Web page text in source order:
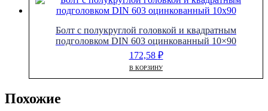
Болт с полукруглой головкой и квадратным
подголовком DIN 603 оцинкованный 10×90
172,58 ₽
В КОРЗИНУ
Похожие